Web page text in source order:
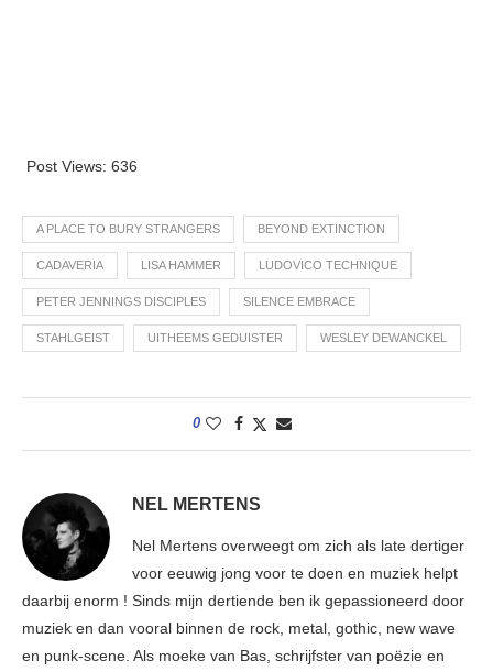
Post Views: 636
A PLACE TO BURY STRANGERS BEYOND EXTINCTION
CADAVERIA LISA HAMMER LUDOVICO TECHNIQUE
PETER JENNINGS DISCIPLES SILENCE EMBRACE
STAHLGEIST UITHEEMS GEDUISTER WESLEY DEWANCKEL
0
NEL MERTENS
Nel Mertens overweegt om zich als late dertiger
voor eeuwig jong voor te doen en muziek helpt
daarbij enorm ! Sinds mijn dertiende ben ik gepassioneerd door
muziek en dan vooral binnen de rock, metal, gothic, new wave
en punk-scene. Als moeke van Bas, schrijfster van poëzie en